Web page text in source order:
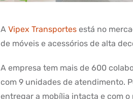
A Vipex Transportes está no
de móveis e acessórios de alta
A empresa tem mais de 600
com 9 unidades de atendimento.
entregar a mobília intacta e com o